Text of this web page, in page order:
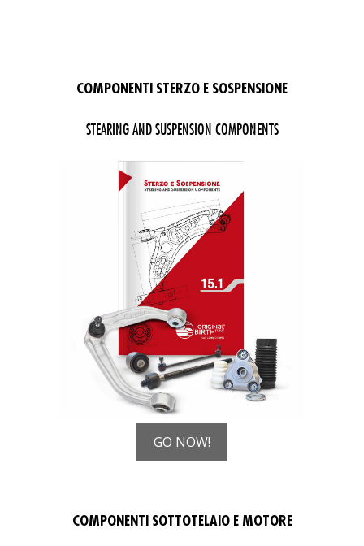
COMPONENTI STERZO E SOSPENSIONE
STEARING AND SUSPENSION COMPONENTS
GO NOW!
COMPONENTI SOTTOTELAIO E MOTORE